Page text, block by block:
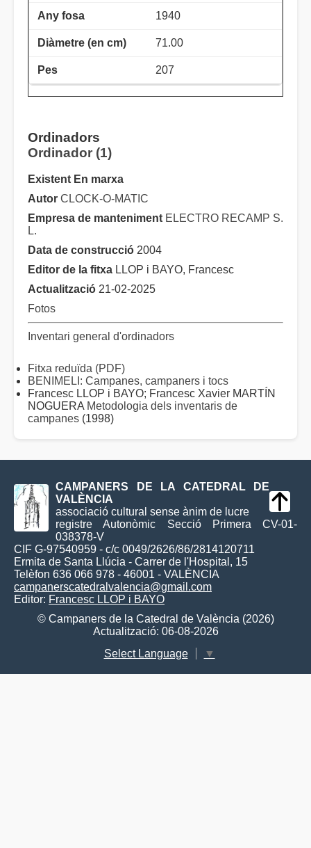
1940
71.00
207
Ordinadors
Ordinador (1)
Existent En marxa
Autor CLOCK-O-MATIC
Empresa de manteniment ELECTRO RECAMP S.
L.
Data de construcció 2004
Editor de la fitxa LLOP i BAYO, Francesc
Actualització 21-02-2025
Fotos
Inventari general d'ordinadors
Fitxa reduïda (PDF)
BENIMELI: Campanes, campaners i tocs
Francesc LLOP i BAYO; Francesc Xavier MARTÍN
NOGUERA Metodologia dels inventaris de
campanes (1998)
CAMPANERS DE LA CATEDRAL DE
VALÈNCIA
associació cultural sense ànim de lucre
registre Autonòmic Secció Primera CV-01-
038378-V
CIF G-97540959 - c/c 0049/2626/86/2814120711
Ermita de Santa Llúcia - Carrer de l'Hospital, 15
Telèfon 636 066 978 - 46001 - VALÈNCIA
campanerscatedralvalencia@gmail.com
Editor: Francesc LLOP i BAYO
© Campaners de la Catedral de València (2026)
Actualització: 06-08-2026
Select Language
▼